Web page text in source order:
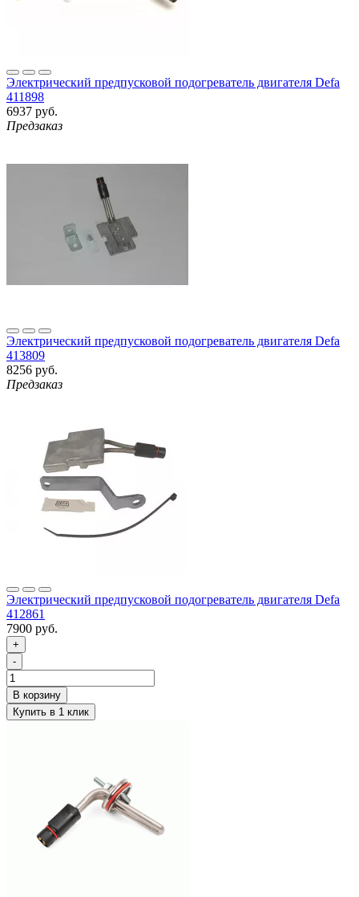
Электрический предпусковой подогреватель двигателя Defa
411898
6937 руб.
Предзаказ
Электрический предпусковой подогреватель двигателя Defa
413809
8256 руб.
Предзаказ
Электрический предпусковой подогреватель двигателя Defa
412861
7900 руб.
+
-